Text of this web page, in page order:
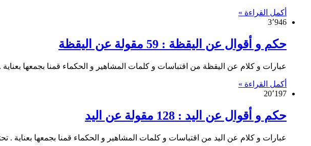
أكمل القراءة »
3٬946
حكم و أقوال عن اليقظة : 59 مقولة عن اليقظة
عبارات و كلام عن اليقظة من اقتباسات و كلمات المشاهير و الحكماء قمنا بجمعها بعناية .
أكمل القراءة »
20٬197
حكم و أقوال عن اليد : 128 مقولة عن اليد
عبارات و كلام عن اليد من اقتباسات و كلمات المشاهير و الحكماء قمنا بجمعها بعناية .